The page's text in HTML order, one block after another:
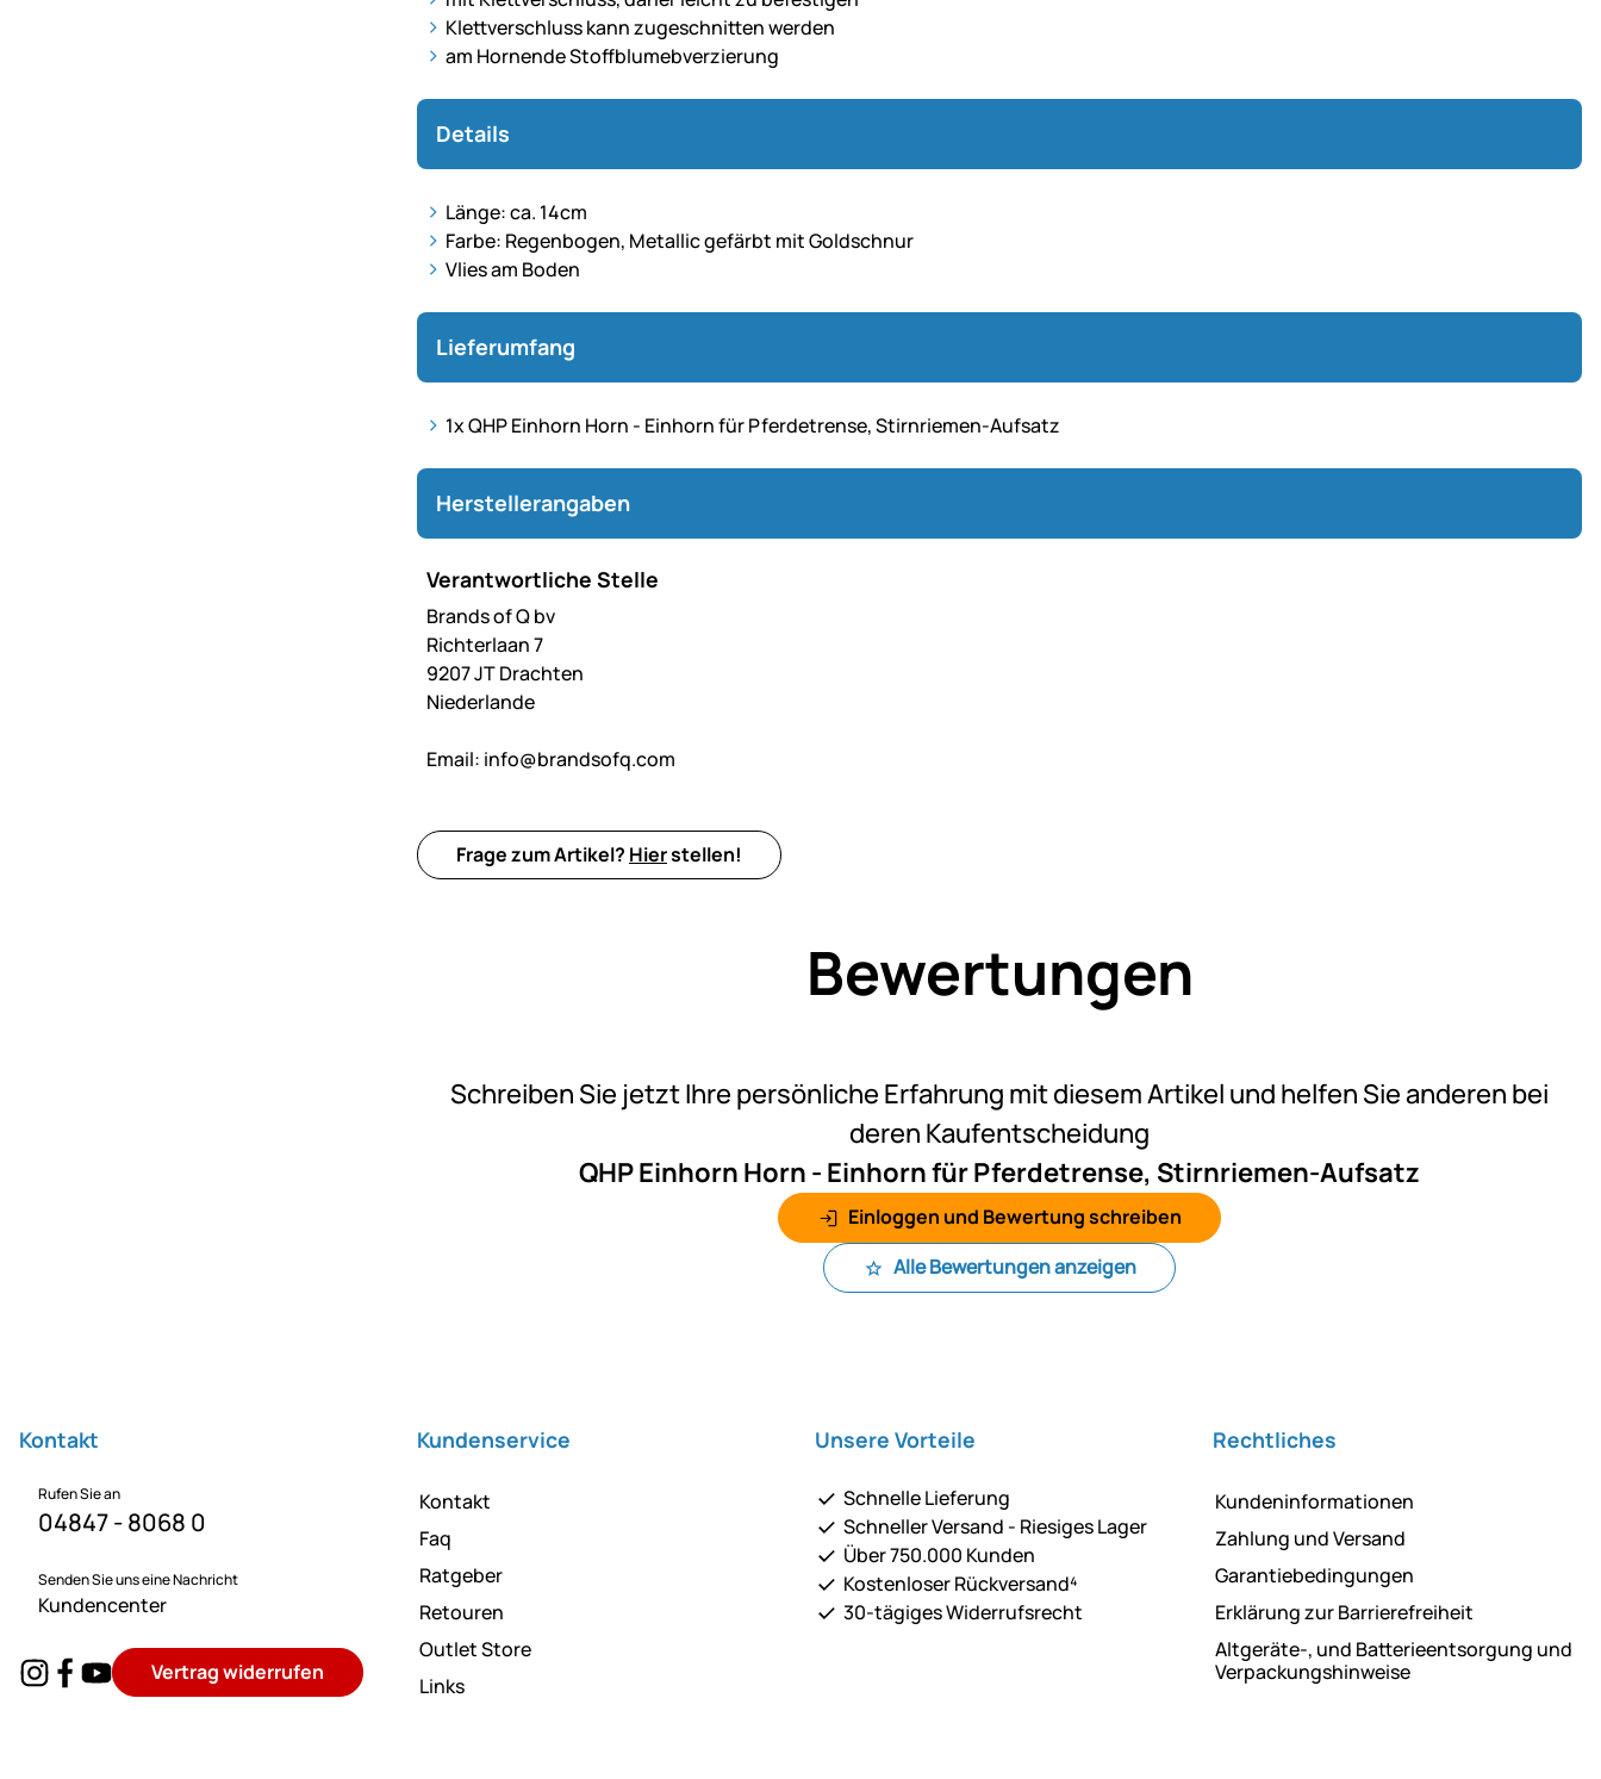
Klettverschluss kann zugeschnitten werden
am Hornende Stoffblumebverzierung
Details
Länge: ca. 14cm
Farbe: Regenbogen, Metallic gefärbt mit Goldschnur
Vlies am Boden
Lieferumfang
1xQHP Einhorn Horn - Einhorn für Pferdetrense, Stirnriemen-Aufsatz
Herstellerangaben
Verantwortliche Stelle
Brands of Q bv
Richterlaan 7
9207 JT Drachten
Niederlande
Email: info@brandsofq.com
Frage zum Artikel? Hierstellen!
Bewertungen
Schreiben Sie jetzt Ihre persönliche Erfahrung mit diesem Artikel und helfen Sie anderen bei
deren Kaufentscheidung
QHP Einhorn Horn - Einhorn für Pferdetrense, Stirnriemen-Aufsatz
Einloggen und Bewertung schreiben
Alle Bewertungen anzeigen
Kontakt
Rufen Sie an
04847 - 8068 0
Senden Sie uns eine Nachricht
Kundencenter
Vertrag widerrufen
Kundenservice
Kontakt
Faq
Ratgeber
Retouren
Outlet Store
Links
Unsere Vorteile
Schnelle Lieferung
Schneller Versand - Riesiges Lager
Über 750.000 Kunden
Kostenloser Rückversand⁴
30-tägiges Widerrufsrecht
Rechtliches
Kundeninformationen
Zahlung und Versand
Garantiebedingungen
Erklärung zur Barrierefreiheit
Altgeräte-, und Batterieentsorgung und
Verpackungshinweise